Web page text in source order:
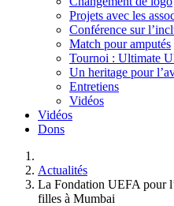
Projets avec les
Conférence sur
Match pour amputés
Tournoi : Ultimate
Un heritage pour
Entretiens
Vidéos
Vidéos
Dons
Vous êtes ici :
Actualités
La Fondation UEFA pour
filles à Mumbai